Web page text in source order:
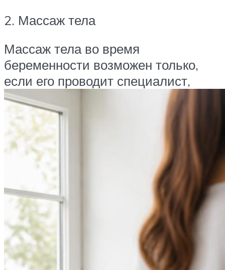
2. Массаж тела
Массаж тела во время
беременности возможен только,
если его проводит специалист,